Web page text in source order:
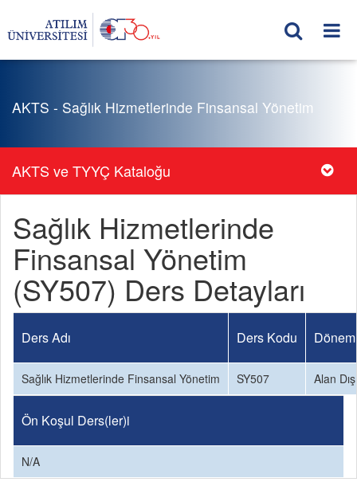
AKTS - Sağlık Hizmetlerinde Finsansal Yönetim
AKTS ve TYYÇ Kataloğu
Sağlık Hizmetlerinde
Finsansal Yönetim
(SY507) Ders Detayları
Ders Adı Ders Kodu
Sağlık Hizmetlerinde Finsansal Yönetim SY507 Alan
Ön Koşul Ders(ler)i
N/A